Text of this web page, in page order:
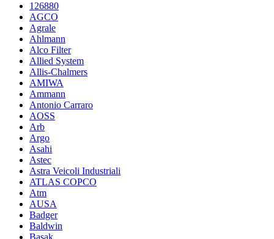
126880
AGCO
Agrale
Ahlmann
Alco Filter
Allied System
Allis-Chalmers
AMIWA
Ammann
Antonio Carraro
AOSS
Arb
Argo
Asahi
Astec
Astra Veicoli Industriali
ATLAS COPCO
Atm
AUSA
Badger
Baldwin
Basak